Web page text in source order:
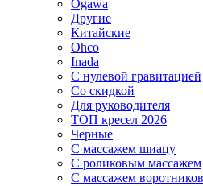
Ogawa
Другие
Китайские
Ohco
Inada
С нулевой гравитацией
Со скидкой
Для руководителя
ТОП кресел 2026
Черные
С массажем шиацу
С роликовым массажем
С массажем